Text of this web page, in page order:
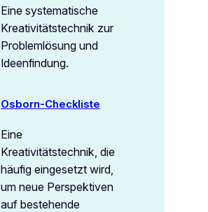
Eine systematische
Kreativitätstechnik zur
Problemlösung und
Ideenfindung.
Osborn-Checkliste
Eine
Kreativitätstechnik, die
häufig eingesetzt wird,
um neue Perspektiven
auf bestehende